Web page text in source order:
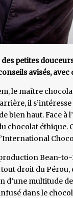
petites
avisés,
le maître
il
bien haut. Face à
éthique.
production Bean-
droit du
d’une multitude
dans le